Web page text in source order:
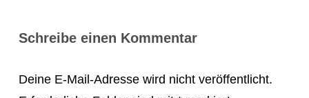
Schreibe einen Kommentar
Deine E-Mail-Adresse wird nicht veröffentlicht.